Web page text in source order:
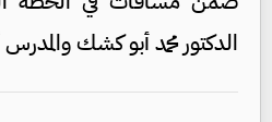
الدكتور محمد أبو كشك